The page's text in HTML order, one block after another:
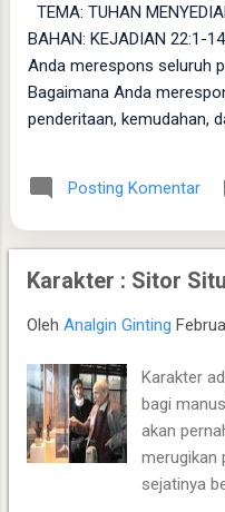
TEMA: TUHAN
BAHAN: KEJADIAN 22:1-
Anda merespons seluruh
Bagaimana Anda
penderitaan, kemudahan,
hidup acapkali membawa
meragukan pemeliharaan
secara total. Melalui
untuk melihat bagaimana
paling nyata, hingga kita
FAKTA ​ Ujian Ketaatan:
memerintahkannya
yang sangat dikasihinya,
Moria. ​ Ketaatan Tanpa
pagi, mempersiapkan
bujang, dan Ishak), serta
yang ditunjukkan Al...
Posting Komentar
Karakter : Sitor
Oleh Analgin Ginting
Karakter
bagi
akan
merugikan
sejatinya